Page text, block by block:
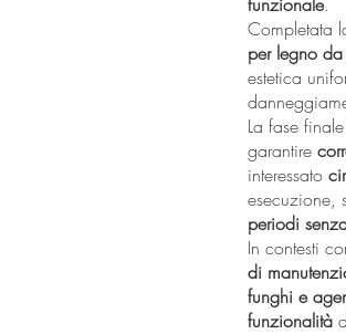
Completata
per legno da
estetica
La fase
garantire
interessato
esecuzione,
periodi
In contesti
di
funghi e
funzionalità